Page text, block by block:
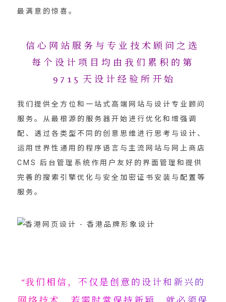
最满意的惊喜。
信心网站服务与专业技术顾问之选
每个设计项目均由我们累积的第
9715 天设计经验所开始
我们提供全方位和一站式高端网站与设计专业顾问
服务。从最根源的服务器开始进行优化和增强调
配、透过各类型不同的创意思维进行思考与设计、
运用世界性通用的程序语言与主流网站与网上商店
CMS 后台管理系统作用户友好的界面管理和提供
完善的搜索引擎优化与安全加密证书安装与配置等
服务。
“我们相信，不仅是创意的设计和新兴的